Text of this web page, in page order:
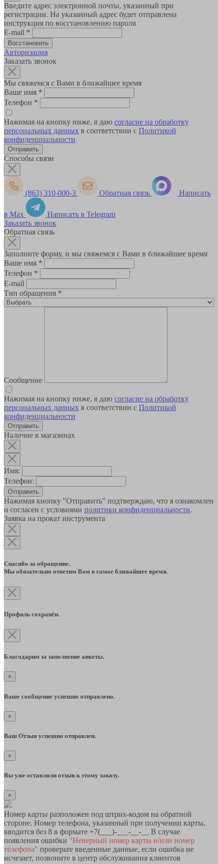
Введите адрес электронной почты, указанный при
регистрации. На указанный адрес будет отправлена
инструкция по восстановлению пароля
E-mail *
Авторизация
Заказать звонок
Мы свяжемся с Вами в ближайшее время
Ваше имя *
Телефон *
Нажимая на кнопку ниже, я даю согласие на обработку
персональных данных в соответствии с Политикой
конфиденциальности
Способы связи
(863) 310-000-3 Обратная связь Написать
в Max
Написать в Telegram
Заказать звонок
Обратная связь
Заполните форму, и мы свяжемся с Вами в ближайшее время
Ваше имя *
Телефон *
E-mail
Тип обращения *
Сообщение
Нажимая на кнопку ниже, я даю согласие на обработку
персональных данных в соответствии с Политикой
конфиденциальности
Наличие в магазинах
Имя:
Телефон:
Отправить
Нажимая кнопку "Отправить" подтверждаю, что я ознакомлен
и согласен с условиями политики конфиденциальности.
Заявка на прокат инструмента
Спасибо за обращение.
Мы обязательно ответим Вам в самое ближайшее время.
Профиль сохранён.
Благодарим за заполнение анкеты.
×
Ваше сообщение успешно отправлено.
×
Ваш Отзыв успешно отправлен.
×
Вы уже оставляли отзыв к этому заказу.
×
Номер карты разположен под штрих-кодом на обратной
стороне. Номер телефона, указанный при получении карты,
вводится без 8 в формате +7(___)-___-__-__ В случае
появления ошибки "Неверный номер карты и/или номер
телефона" проверьте введенные данные, если ошибка не
исчезает, позвоните в центр обслуживания клиентов